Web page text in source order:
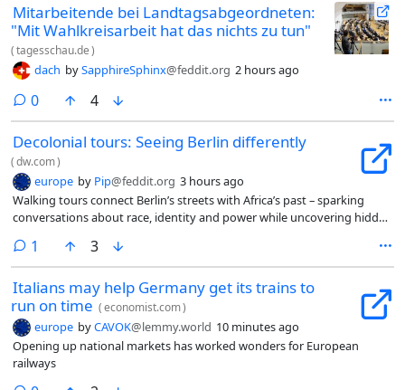
Mitarbeitende bei Landtagsabgeordneten:
"Mit Wahlkreisarbeit hat das nichts zu tun"
(tagesschau.de)
dach bySapphireSphinx@feddit.org 2 hours ago
0comments
4
Decolonial tours: Seeing Berlin differently
(dw.com)
europe by Pip@feddit.org 3 hours ago
Walking tours connect Berlin’s streets with Africa’s past – sparking
conversations about race, identity and power while uncovering hidden
1 comment
3
Italians may help Germany get its trains to
run on time (economist.com)
europe byCAVOK@lemmy.world 10 minutes ago
Opening up national markets has worked wonders for European
railways